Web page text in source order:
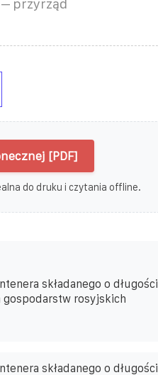
przyrząd
[PDF]
do druku i czytania offline.
składanego o długości
gospodarstw rosyjskich
składanego o długości